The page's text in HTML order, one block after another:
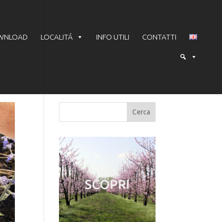
LOCALITÁ INFO UTILI CONTATTI